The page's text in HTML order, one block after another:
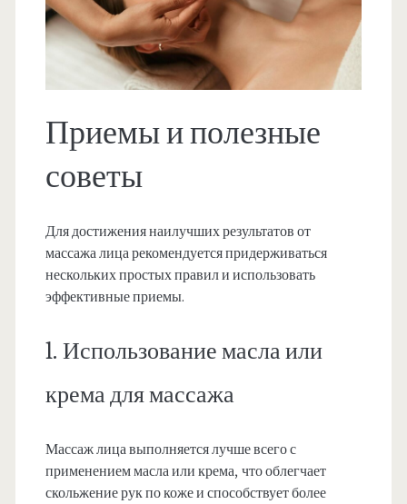
Приемы и полезные
советы
Для достижения наилучших результатов от
массажа лица рекомендуется придерживаться
нескольких простых правил и использовать
эффективные приемы.
1. Использование масла или
крема для массажа
Массаж лица выполняется лучше всего с
применением масла или крема, что облегчает
скольжение рук по коже и способствует более